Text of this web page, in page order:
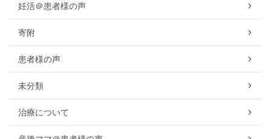
妊活＠患者様の声
寄附
患者様の声
未分類
治療について